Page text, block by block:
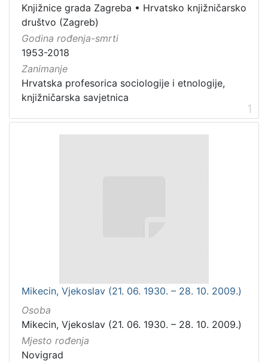
Knjižnice grada Zagreba • Hrvatsko knjižničarsko
društvo (Zagreb)
Godina rođenja-smrti
1953-2018
Zanimanje
Hrvatska profesorica sociologije i etnologije,
knjižničarska savjetnica
1
Mikecin, Vjekoslav (21. 06. 1930. – 28. 10. 2009.)
Osoba
Mikecin, Vjekoslav (21. 06. 1930. – 28. 10. 2009.)
Mjesto rođenja
Novigrad